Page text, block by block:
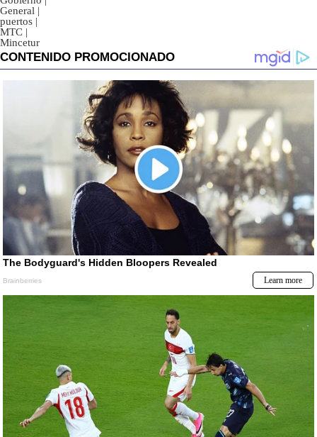
General |
puertos |
MTC |
Mincetur